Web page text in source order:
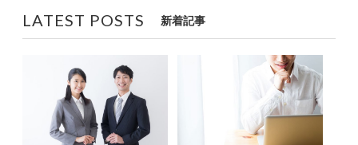
LATEST POSTS 新着記事